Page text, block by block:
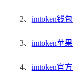
2、 imtoken钱
3、 imtoken苹
4、 imtoken官